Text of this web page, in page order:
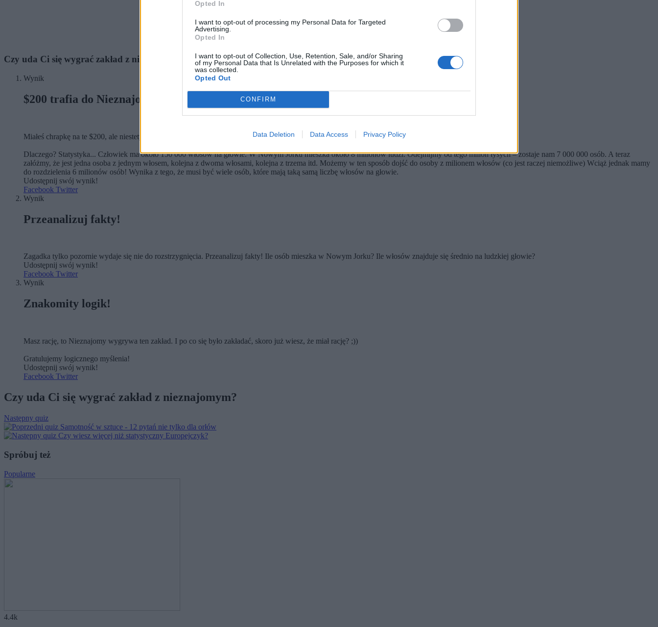
Opted In
I want to opt-out of processing my Personal Data for Targeted
Advertising.
Opted In
I want to opt-out of Collection, Use, Retention, Sale, and/or Sharing
of my Personal Data that Is Unrelated with the Purposes for which it
was collected.
Opted Out
CONFIRM
Data Deletion Data Access Privacy Policy
Czy uda Ci się wygrać zakład z nieznajomym?
Wynik
$200 trafia do Nieznajomego!
Miałeś chrapkę na te $200, ale niestety to Ty musisz zapłacić Nieznajomemu, bo przegrałeś zakład!
Dlaczego? Statystyka... Człowiek ma około 150 000 włosów na głowie. W Nowym Jorku mieszka około 8 milionów ludzi. Odejmijmy od tego milion łysych – zostaje nam 7 000 000 osób. A teraz
załóżmy, że jest jedna osoba z jednym włosem, kolejna z dwoma włosami, kolejna z trzema itd. Możemy w ten sposób dojść do osoby z milionem włosów (co jest raczej niemożliwe) Wciąż jednak mamy
do rozdzielenia 6 milionów osób! Wynika z tego, że musi być wiele osób, które mają taką samą liczbę włosów na głowie.
Udostępnij swój wynik!
Facebook Twitter
Wynik
Przeanalizuj fakty!
Zagadka tylko pozornie wydaje się nie do rozstrzygnięcia. Przeanalizuj fakty! Ile osób mieszka w Nowym Jorku? Ile włosów znajduje się średnio na ludzkiej głowie?
Udostępnij swój wynik!
Facebook Twitter
Wynik
Znakomity logik!
Masz rację, to Nieznajomy wygrywa ten zakład. I po co się było zakładać, skoro już wiesz, że miał rację? ;))
Gratulujemy logicznego myślenia!
Udostępnij swój wynik!
Facebook Twitter
Czy uda Ci się wygrać zakład z nieznajomym?
Następny quiz
Samotność w sztuce - 12 pytań nie tylko dla orłów
Czy wiesz więcej niż statystyczny Europejczyk?
Spróbuj też
Popularne
4.4k